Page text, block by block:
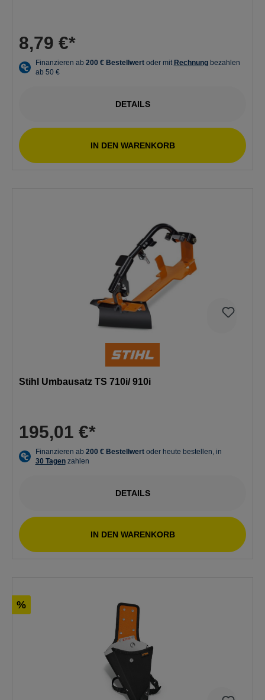
8,79 €*
DETAILS
IN DEN WARENKORB
Stihl Umbausatz TS 710i/ 910i
195,01 €*
DETAILS
IN DEN WARENKORB
%